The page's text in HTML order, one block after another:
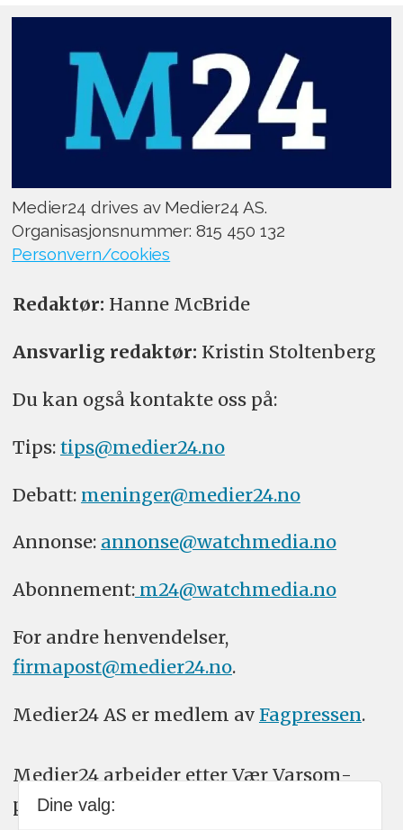
Medier24 drives av Medier24 AS.
Organisasjonsnummer: 815 450 132
Personvern/cookies
Redaktør: Hanne McBride
Ansvarlig redaktør: Kristin Stoltenberg
Du kan også kontakte oss på:
Tips: tips@medier24.no
Debatt: meninger@medier24.no
Annonse: annonse@watchmedia.no
Abonnement:m24@watchmedia.no
For andre henvendelser,
firmapost@medier24.no.
Medier24 AS er medlem av Fagpressen.
Medier24 arbeider etter Vær Varsom-
plakatens regler for god presseskikk.
Dine valg: